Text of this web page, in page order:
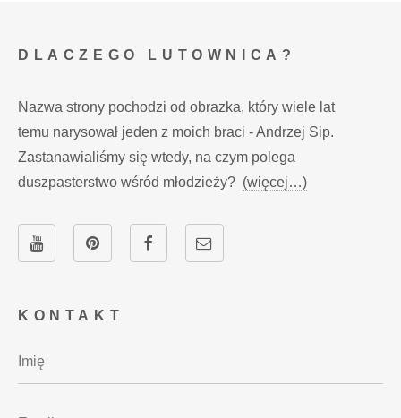
KONTAKT
DLACZEGO LUTOWNICA?
Nazwa strony pochodzi od obrazka, który wiele lat
temu narysował jeden z moich braci - Andrzej Sip.
Zastanawialiśmy się wtedy, na czym polega
duszpasterstwo wśród młodzieży? (więcej…)